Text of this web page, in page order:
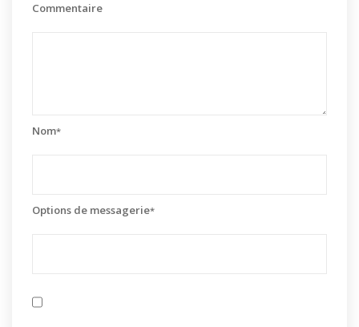
Commentaire
Nom*
Options de messagerie*